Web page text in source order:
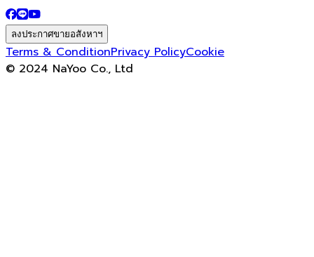
ลงประกาศขายอสังหาฯ
Terms & ConditionPrivacy PolicyCookie
© 2024 NaYoo Co., Ltd